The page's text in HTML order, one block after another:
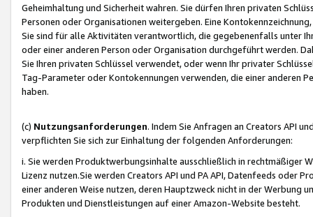
Geheimhaltung und Sicherheit wahren. Sie dürfen Ihren privaten
Personen oder Organisationen weitergeben. Eine
Sie sind für alle Aktivitäten verantwortlich, die gegebenenfalls unter
oder einer anderen Person oder Organisation durchgeführt werden.
Sie Ihren privaten Schlüssel verwendet, oder wenn Ihr privater
Tag-Parameter oder Kontokennungen verwenden, die einer anderen
haben.
(c) Nutzungsanforderungen. Indem Sie Anfragen an Creators API
verpflichten Sie sich zur Einhaltung der folgenden Anforderungen:
i. Sie werden Produktwerbungsinhalte ausschließlich in rechtmäßiger
Lizenz nutzen.Sie werden Creators API und PA API, Datenfeeds oder
einer anderen Weise nutzen, deren Hauptzweck nicht in der Werbung
Produkten und Dienstleistungen auf einer Amazon-Website besteht.